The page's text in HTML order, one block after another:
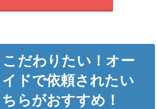
こだわりたい！オー
ドで依頼されたい
らがおすすめ！